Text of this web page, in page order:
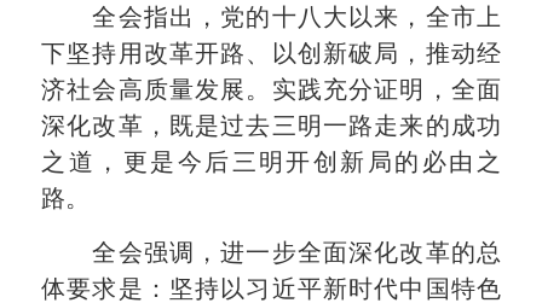
全会指出，党的十八大以来，全市上
下坚持用改革开路、以创新破局，推动经
济社会高质量发展。实践充分证明，全面
深化改革，既是过去三明一路走来的成功
之道，更是今后三明开创新局的必由之
路。
全会强调，进一步全面深化改革的总
体要求是：坚持以习近平新时代中国特色